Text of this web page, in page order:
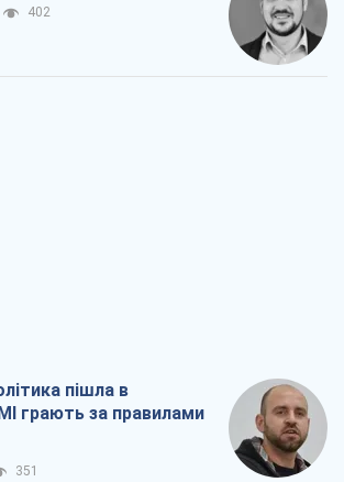
402
пішла в
грають за правилами
351